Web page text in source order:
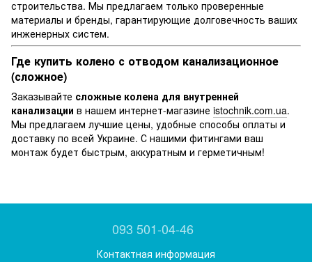
строительства. Мы предлагаем только проверенные
материалы и бренды, гарантирующие долговечность ваших
инженерных систем.
Где купить колено с отводом канализационное
(сложное)
Заказывайте сложные колена для внутренней
канализации в нашем интернет-магазине istochnik.com.ua.
Мы предлагаем лучшие цены, удобные способы оплаты и
доставку по всей Украине. С нашими фитингами ваш
монтаж будет быстрым, аккуратным и герметичным!
093 501-04-46
Контактная информация